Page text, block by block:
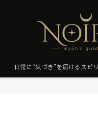
日常に“気づき”を届けるスピ